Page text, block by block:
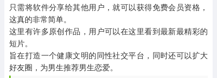
只需将软件分享给其他用户，就可以获得免费会员资格，
这真的非常简单。
这里有许多原创作品，用户可以在这里看到最新最精彩的
短片。
旨在打造一个健康文明的同性社交平台，同时还可以扩大
好友圈，为男生推荐男生恋爱。